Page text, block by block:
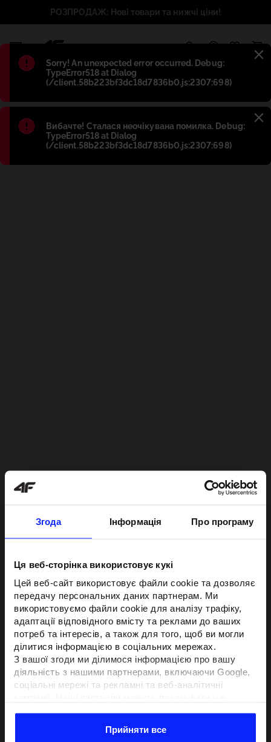
Згода Інформація Про програму
Ця веб-сторінка використовує кукі
Цей веб-сайт використовує файли cookie та дозволяє
передачу персональних даних партнерам. Ми
використовуємо файли cookie для аналізу трафіку,
адаптації відповідного вмісту та реклами до ваших
потреб та інтересів, а також для того, щоб ви могли
ділитися інформацією в соціальних мережах.
З вашої згоди ми ділимося інформацією про вашу
діяльність з нашими партнерами, включаючи Google,
соціальні мережі та рекламні та веб-аналітичні
отримують у результаті використання вами їхніх
Прийняти все
Błąd:
Sorry! An unexpected error occurred. Debug:
TypeError518 at Dialog
(/client.58b223bf3dc18d7836b0.js:2307:698)
Błąd:
Вибачте! Сталася неочікувана помилка. Debug:
TypeError518 at Dialog
(/client.58b223bf3dc18d7836b0.js:2307:698)
РОЗПРОДАЖ: Нові товари та нижчі ціни!